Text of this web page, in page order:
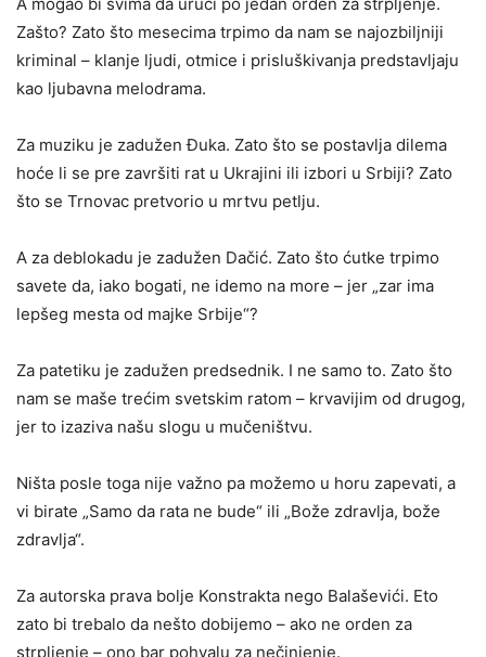
Zašto? Zato što mesecima trpimo da nam se najozbiljniji
kriminal – klanje ljudi, otmice i prisluškivanja predstavljaju
kao ljubavna melodrama.
Za muziku je zadužen Đuka. Zato što se postavlja dilema
hoće li se pre završiti rat u Ukrajini ili izbori u Srbiji? Zato
što se Trnovac pretvorio u mrtvu petlju.
A za deblokadu je zadužen Dačić. Zato što ćutke trpimo
savete da, iako bogati, ne idemo na more – jer „zar ima
lepšeg mesta od majke Srbije“?
Za patetiku je zadužen predsednik. I ne samo to. Zato što
nam se maše trećim svetskim ratom – krvavijim od drugog,
jer to izaziva našu slogu u mučeništvu.
Ništa posle toga nije važno pa možemo u horu zapevati, a
vi birate „Samo da rata ne bude“ ili „Bože zdravlja, bože
zdravlja“.
Za autorska prava bolje Konstrakta nego Balaševići. Eto
zato bi trebalo da nešto dobijemo – ako ne orden za
strpljenje – ono bar pohvalu za nečinjenje.